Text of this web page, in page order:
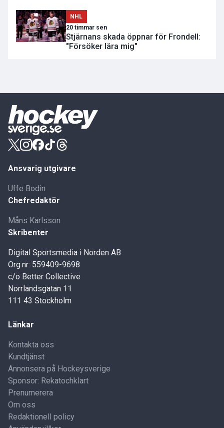
NHL
20 timmar sen
Stjärnans skada öppnar för Frondell:
"Försöker lära mig"
Ansvarig utgivare
Uffe Bodin
Chefredaktör
Måns Karlsson
Skribenter
Digital Sportsmedia i Norden AB
Org.nr: 559409-9698
c/o Better Collective
Norrlandsgatan 11
111 43 Stockholm
Länkar
Kontakta oss
Kundtjänst
Annonsera på Hockeysverige
Sponsor: Rekatochklart
Prenumerera
Om oss
Redaktionell policy